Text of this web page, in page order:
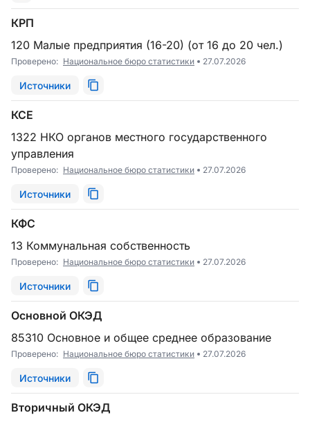
КРП
120 Малые предприятия (16-20) (от 16 до 20 чел.)
Проверено: Национальное бюро статистики 27.07.2026
Источники
КСЕ
1322 НКО органов местного государственного
управления
Проверено: Национальное бюро статистики 27.07.2026
Источники
КФС
13 Коммунальная собственность
Проверено: Национальное бюро статистики 27.07.2026
Источники
Основной ОКЭД
85310 Основное и общее среднее образование
Проверено: Национальное бюро статистики 27.07.2026
Источники
Вторичный ОКЭД